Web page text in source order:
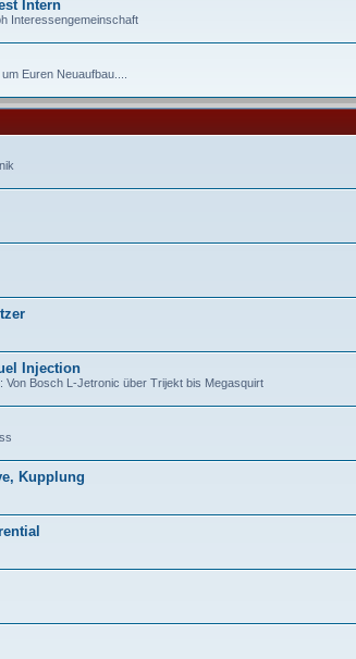
Intern
Interessengemeinschaft
Euren Neuaufbau....
Injection
Von Bosch L-Jetronic über Trijekt bis Megasquirt
Kupplung